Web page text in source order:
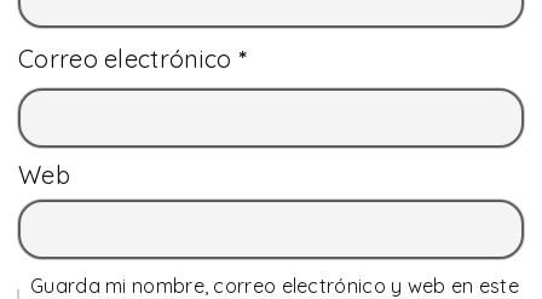
Correo electrónico *
Web
Guarda mi nombre, correo electrónico y web en este